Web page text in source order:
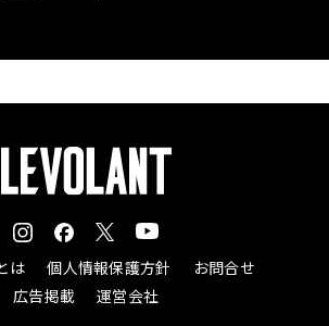
は 個人情報保護方針
お問合せ
広告掲載
運営会社